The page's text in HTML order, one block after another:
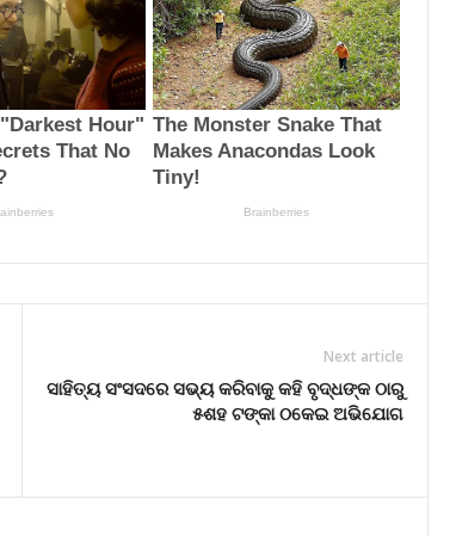
Next article
ସାହିତ୍ୟ ସଂସଦରେ ସଭ୍ୟ କରିବାକୁ କହି ବୃଦ୍ଧଙ୍କ ଠାରୁ
୫ଶହ ଟଙ୍କା ଠକେଇ ଅଭିଯୋଗ